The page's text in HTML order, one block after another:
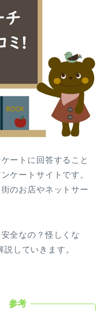
ートに回答すること
ケートサイトです。
のお店やネットサー
全なの？怪しくな
していきます。